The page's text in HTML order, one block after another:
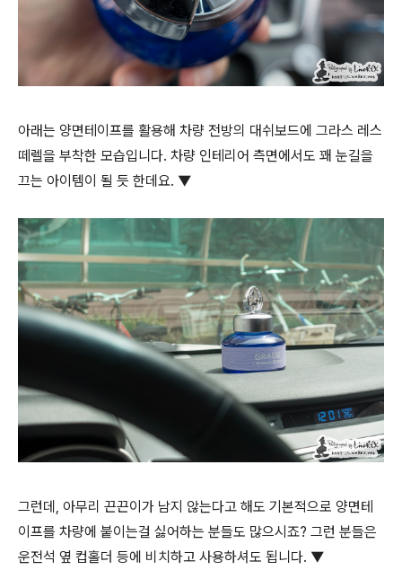
아래는 양면테이프를 활용해 차량 전방의 대쉬보드에 그라스 레스
떼렐을 부착한 모습입니다. 차량 인테리어 측면에서도 꽤 눈길을
끄는 아이템이 될 듯 한데요. ▼
그런데, 아무리 끈끈이가 남지 않는다고 해도 기본적으로 양면테
이프를 차량에 붙이는걸 싫어하는 분들도 많으시죠? 그런 분들은
운전석 옆 컵홀더 등에 비치하고 사용하셔도 됩니다. ▼